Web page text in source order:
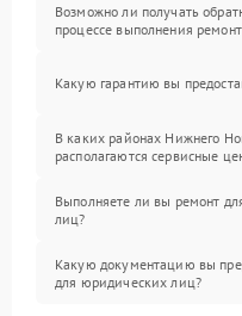
Возможно ли получать
процессе выполнения
Какую гарантию вы
В каких районах Нижнего
располагаются сервисные
Выполняете ли вы ремонт
лиц?
Какую документацию вы
для юридических лиц?